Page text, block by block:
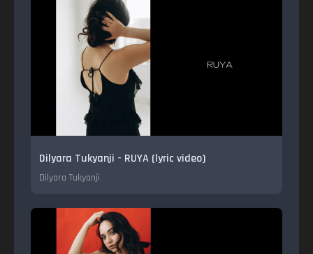
Dilyara Tukyanji - RUYA (lyric video)
Dilyara Tukyanji